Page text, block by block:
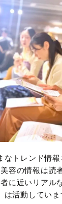
なトレンド情
容の情報は読
に近いリアル
は活動してい